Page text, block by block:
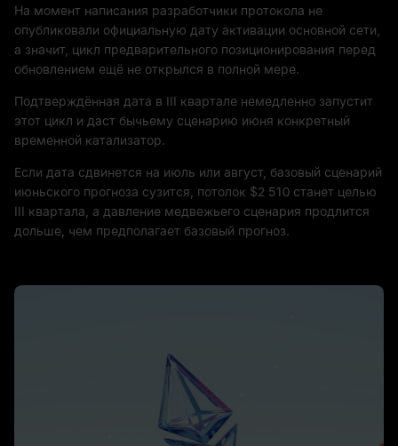
На момент написания разработчики протокола не
опубликовали официальную дату активации основной сети,
а значит, цикл предварительного позиционирования перед
обновлением ещё не открылся в полной мере.
Подтверждённая дата в III квартале немедленно запустит
этот цикл и даст бычьему сценарию июня конкретный
временной катализатор.
Если дата сдвинется на июль или август, базовый сценарий
июньского прогноза сузится, потолок $2 510 станет целью
III квартала, а давление медвежьего сценария продлится
дольше, чем предполагает базовый прогноз.